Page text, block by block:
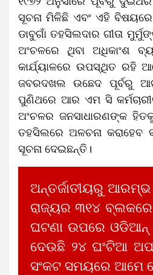
ସୂଚନା ମିଳିଛି ଏବଂ ଏହି
ଡାବୁଗାଁ ତହସିଲଦାର ଗୀତା
ଅଂଚଳରେ ଥିବା ଅଧିକାଂଶ
କାର୍ଯ୍ୟାଳରେ ଉପସ୍ଥିତ ରହି
ଜବରଦଖଲ ଉଛେଦ ପୂର୍ବରୁ
ପୁଣିଥରେ ଆର ଏମ ସି
ଅଂଚଳର ଜନସାଧାରଣଙ୍କ
ତହସିଲରେ ଅଳଚନା କରାହେବ
ସୂଚନା ଦେଇଛନ୍ତି।
ଅନ୍ତର୍ଜାତୀୟରୁ ଆରମ୍ଭ
ରାଜ୍ୟର ୩୧୪
ଘଟଣା ଉପରେ
ଦେଉଛି ୨୪ ଘଂଟିଆ
ସଂକଟ ସମୟରେ